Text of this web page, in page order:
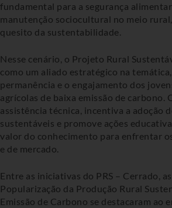
fundamental para a segurança
manutenção sociocultural no meio
quesito da sustentabilidade.
Nesse cenário, o Projeto Rural
como um aliado estratégico na
permanência e o engajamento dos
agrícolas de baixa emissão de carbono.
assistência técnica, incentiva a adoção
sustentáveis e promove ações
valor do conhecimento para enfrentar
e de mercado.
Entre as iniciativas do PRS – Cerrado,
Popularização da Produção Rural
Emissão de Carbono se destacaram ao